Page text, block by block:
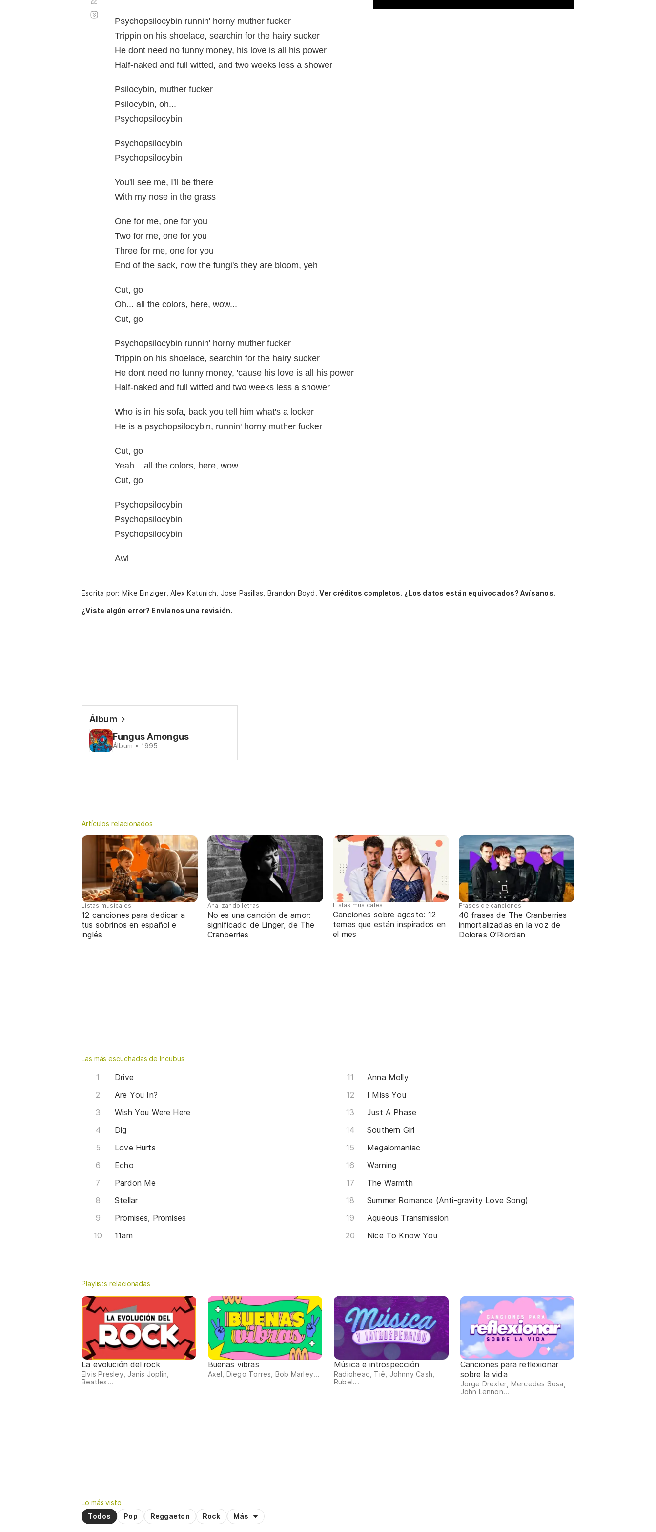
Psychopsilocybin runnin' horny muther fucker
Trippin on his shoelace, searchin for the hairy sucker
He dont need no funny money, his love is all his power
Half-naked and full witted, and two weeks less a shower
Psilocybin, muther fucker
Psilocybin, oh...
Psychopsilocybin
Psychopsilocybin
Psychopsilocybin
You'll see me, I'll be there
With my nose in the grass
One for me, one for you
Two for me, one for you
Three for me, one for you
End of the sack, now the fungi's they are bloom, yeh
Cut, go
Oh... all the colors, here, wow...
Cut, go
Psychopsilocybin runnin' horny muther fucker
Trippin on his shoelace, searchin for the hairy sucker
He dont need no funny money, 'cause his love is all his power
Half-naked and full witted and two weeks less a shower
Who is in his sofa, back you tell him what's a locker
He is a psychopsilocybin, runnin' horny muther fucker
Cut, go
Yeah... all the colors, here, wow...
Cut, go
Psychopsilocybin
Psychopsilocybin
Psychopsilocybin
Awl
automático
Escrita por: Mike Einziger, Alex Katunich, Jose Pasillas, Brandon Boyd. Ver créditos completos. ¿Los datos están equivocados? Avísanos.
¿Viste algún error? Envíanos una revisión.
Álbum
Fungus Amongus
Álbum • 1995
Artículos relacionados
Listas musicales
12 canciones para dedicar a
tus sobrinos en español e
inglés
Analizando letras
No es una canción de amor:
significado de Linger, de The
Cranberries
Listas musicales
Canciones sobre agosto: 12
temas que están inspirados en
el mes
Frases de canciones
40 frases de The Cranberries
inmortalizadas en la voz de
Dolores O’Riordan
Las más escuchadas de Incubus
Drive
Are You In?
Wish You Were Here
Dig
Love Hurts
Echo
Pardon Me
Stellar
Promises, Promises
11am
Anna Molly
I Miss You
Just A Phase
Southern Girl
Megalomaniac
Warning
The Warmth
Summer Romance (Anti-gravity Love Song)
Aqueous Transmission
Nice To Know You
Playlists relacionadas
La evolución del rock
Elvis Presley, Janis Joplin,
Beatles...
Buenas vibras
Axel, Diego Torres, Bob Marley...
Música e introspección
Radiohead, Tiê, Johnny Cash,
Rubel...
Canciones para reflexionar
sobre la vida
Jorge Drexler, Mercedes Sosa,
John Lennon...
Lo más visto
Todos
Pop Reggaeton Rock Más